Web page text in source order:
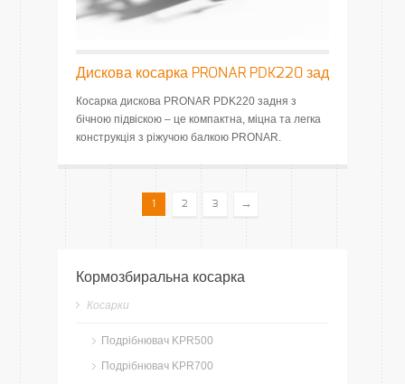
Дискова косарка PRONAR PDK220 зад
Косарка дискова PRONAR PDK220 задня з
бічною підвіскою – це компактна, міцна та легка
конструкція з ріжучою балкою PRONAR.
1 2 3 →
Кормозбиральна косарка
Косарки
Подрібнювач KPR500
Подрібнювач KPR700